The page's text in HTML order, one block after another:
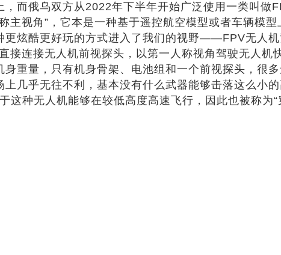
而俄乌双方从2022年下半年开始广泛使用一类叫做
主视角”，它本是一种基于遥控航空模型或者车辆模
更炫酷更好玩的方式进入了我们的视野——FPV无人
接连接无人机前视探头，以第一人称视角驾驶无人
重量，只有机身骨架、电池组和一个前视探头，很
几乎无往不利，基本没有什么武器能够击落这么小
这种无人机能够在较低高度高速飞行，因此也被称为“